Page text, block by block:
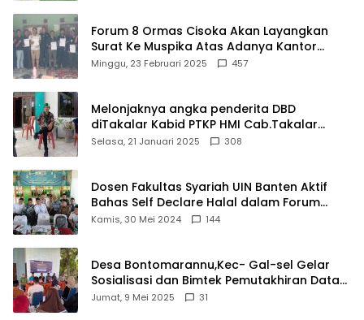
Forum 8 Ormas Cisoka Akan Layangkan
Surat Ke Muspika Atas Adanya Kantor
Matel di Cisoka
Minggu, 23 Februari 2025 457
Melonjaknya angka penderita DBD
diTakalar Kabid PTKP HMI Cab.Takalar
angkat bicara
Selasa, 21 Januari 2025 308
Dosen Fakultas Syariah UIN Banten Aktif
Bahas Self Declare Halal dalam Forum
Ijtima Ulama MUI
Kamis, 30 Mei 2024 144
Desa Bontomarannu,Kec- Gal-sel Gelar
Sosialisasi dan Bimtek Pemutakhiran Data
ID
Jumat, 9 Mei 2025 31